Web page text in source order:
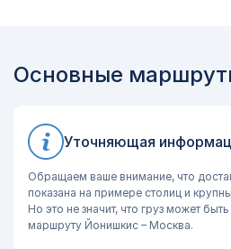
Основные
Уточняющая
Обращаем ваше внимание, что
показана на примере столиц и
Но это не значит, что груз может
маршруту Йонишкис – Москва.